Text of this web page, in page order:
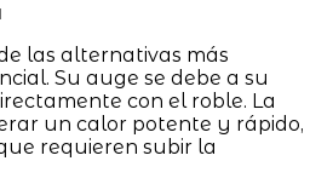
las alternativas más
Su auge se debe a su
con el roble. La
un calor potente y rápido,
requieren subir la